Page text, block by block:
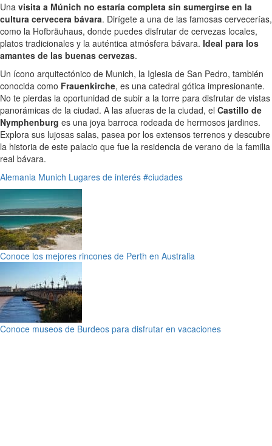
Una visita a Múnich no estaría completa sin sumergirse en la
cultura cervecera bávara. Dirígete a una de las famosas cervecerías,
como la Hofbräuhaus, donde puedes disfrutar de cervezas locales,
platos tradicionales y la auténtica atmósfera bávara. Ideal para los
amantes de las buenas cervezas.
Un ícono arquitectónico de Munich, la Iglesia de San Pedro, también
conocida como Frauenkirche, es una catedral gótica impresionante.
No te pierdas la oportunidad de subir a la torre para disfrutar de vistas
panorámicas de la ciudad. A las afueras de la ciudad, el Castillo de
Nymphenburg es una joya barroca rodeada de hermosos jardines.
Explora sus lujosas salas, pasea por los extensos terrenos y descubre
la historia de este palacio que fue la residencia de verano de la familia
real bávara.
Alemania Munich Lugares de interés #ciudades
Conoce los mejores rincones de Perth en Australia
Conoce museos de Burdeos para disfrutar en vacaciones